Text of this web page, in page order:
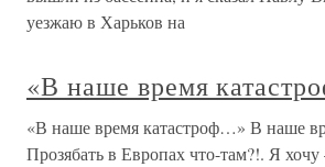
уезжаю в Харьков на
«В наше время
«В наше время катастроф…» В наше
Прозябать в Европах что-там?!. Я